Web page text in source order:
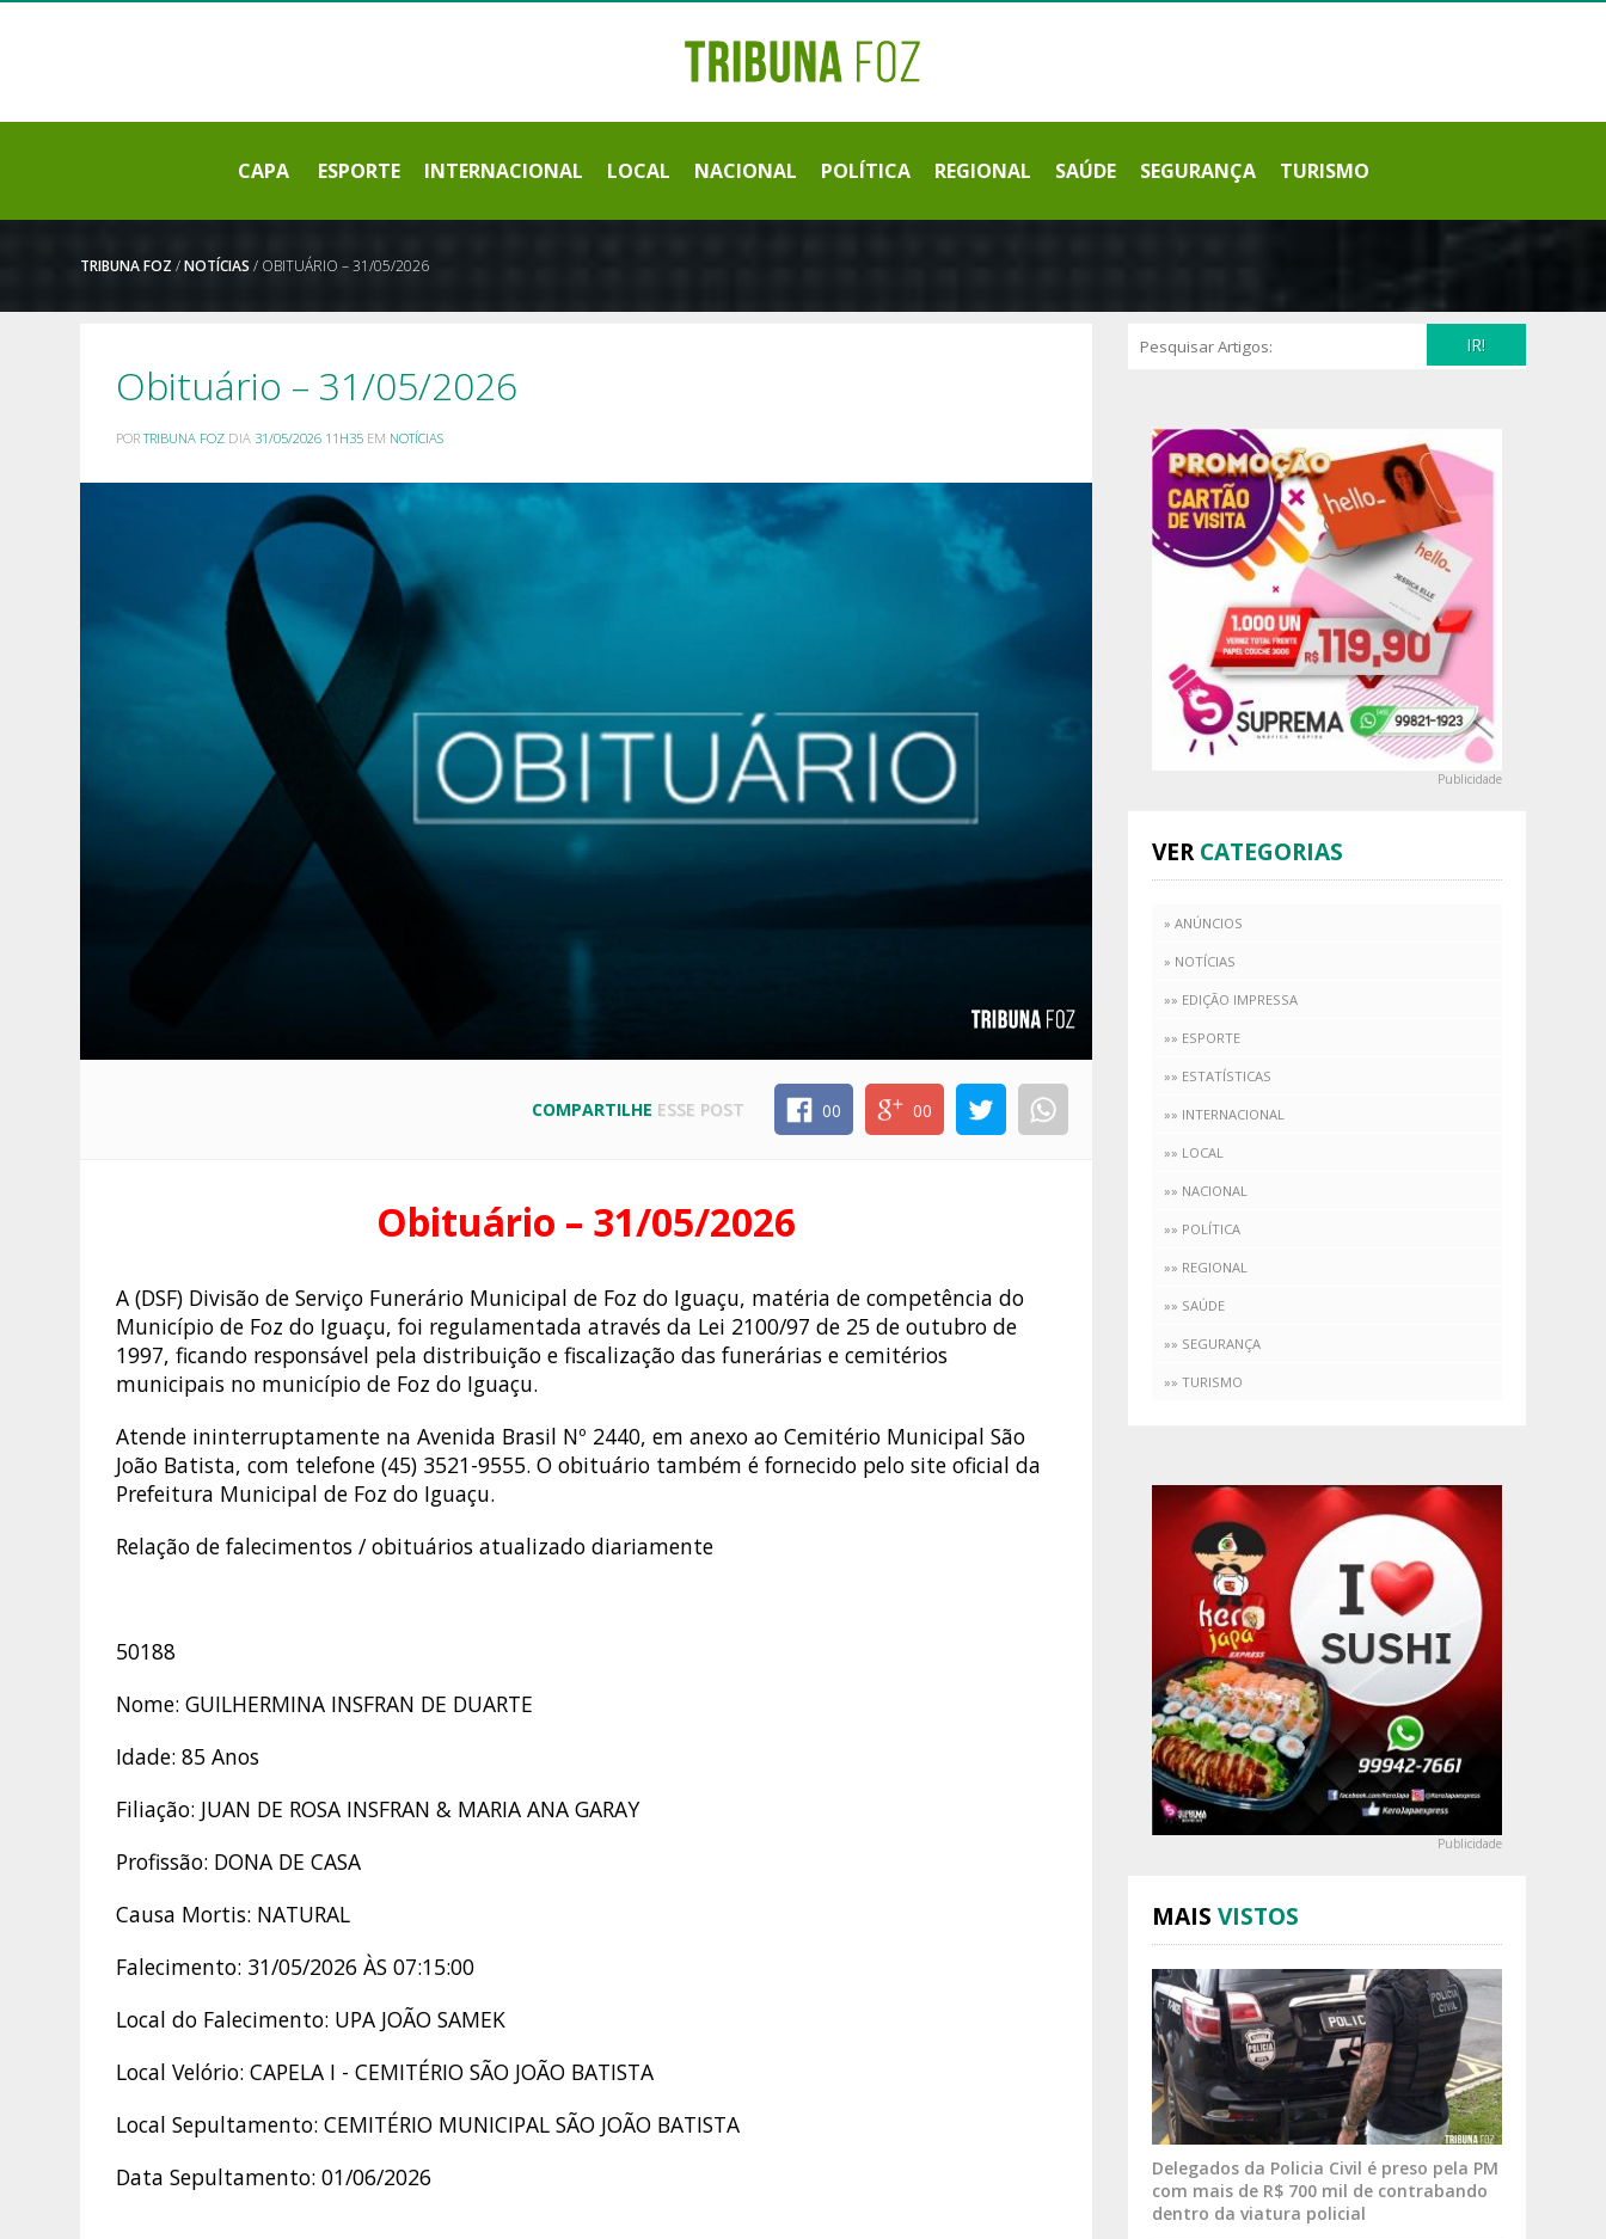
CAPA ESPORTE INTERNACIONAL LOCAL NACIONAL POLÍTICA REGIONAL SAÚDE SEGURANÇA TURISMO
TRIBUNA FOZ /NOTÍCIAS / OBITUÁRIO – 31/05/2026
Obituário – 31/05/2026
PORTRIBUNA FOZ DIA 31/05/2026 11H35 EM NOTÍCIAS
COMPARTILHE ESSE POST 00 00
Obituário – 31/05/2026
A (DSF) Divisão de Serviço Funerário Municipal de Foz do Iguaçu, matéria de competência do
Município de Foz do Iguaçu, foi regulamentada através da Lei 2100/97 de 25 de outubro de
1997, ficando responsável pela distribuição e fiscalização das funerárias e cemitérios
municipais no município de Foz do Iguaçu.
Atende ininterruptamente na Avenida Brasil Nº 2440, em anexo ao Cemitério Municipal São
João Batista, com telefone (45) 3521-9555. O obituário também é fornecido pelo site oficial da
Prefeitura Municipal de Foz do Iguaçu.
Relação de falecimentos / obituários atualizado diariamente
50188
Nome: GUILHERMINA INSFRAN DE DUARTE
Idade: 85 Anos
Filiação: JUAN DE ROSA INSFRAN & MARIA ANA GARAY
Profissão: DONA DE CASA
Causa Mortis: NATURAL
Falecimento: 31/05/2026 ÀS 07:15:00
Local do Falecimento: UPA JOÃO SAMEK
Local Velório: CAPELA I - CEMITÉRIO SÃO JOÃO BATISTA
Local Sepultamento: CEMITÉRIO MUNICIPAL SÃO JOÃO BATISTA
Data Sepultamento: 01/06/2026
IR!
Publicidade
VERCATEGORIAS
» ANÚNCIOS
» NOTÍCIAS
»» EDIÇÃO IMPRESSA
»» ESPORTE
»» ESTATÍSTICAS
»» INTERNACIONAL
»» LOCAL
»» NACIONAL
»» POLÍTICA
»» REGIONAL
»» SAÚDE
»» SEGURANÇA
»» TURISMO
Publicidade
MAIS VISTOS
Delegados da Policia Civil é preso pela PM
com mais de R$ 700 mil de contrabando
dentro da viatura policial